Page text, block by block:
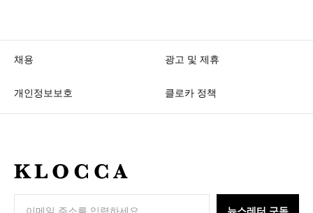
채용 광고 및 제휴
개인정보보호 클로카 정책
K
뉴스레터 구독